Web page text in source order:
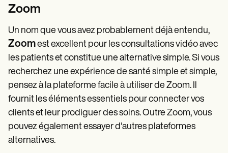
Zoom
Un nom que vous avez probablement déjà entendu,
Zoomest excellent pour les consultations vidéo avec
les patients et constitue une alternative simple. Si vous
recherchez une expérience de santé simple et simple,
pensez à la plateforme facile à utiliser de Zoom. Il
fournit les éléments essentiels pour connecter vos
clients et leur prodiguer des soins. Outre Zoom, vous
pouvez également essayer d'autres plateformes
alternatives.